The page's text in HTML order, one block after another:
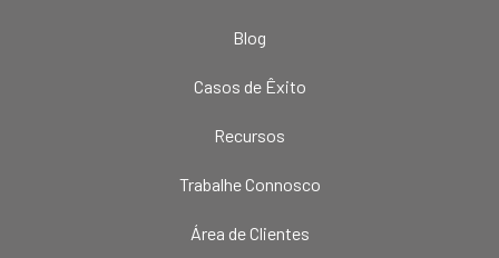
Blog
Casos de Êxito
Recursos
Trabalhe Connosco
Área de Clientes